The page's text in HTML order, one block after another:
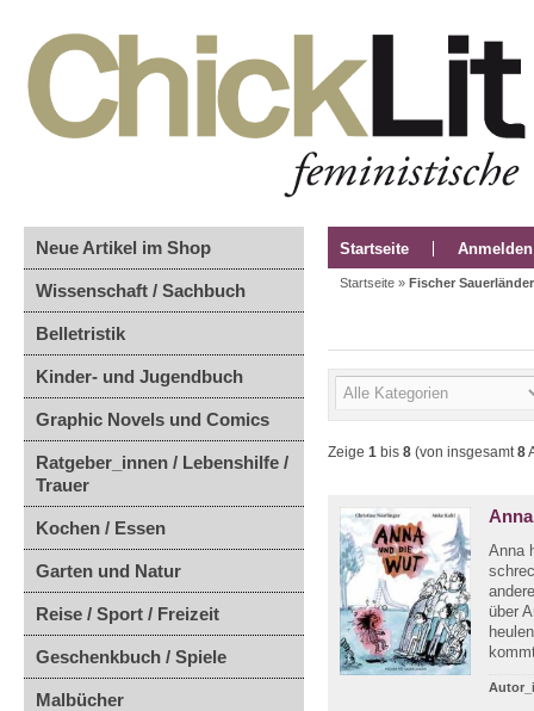
Neue Artikel im Shop
Wissenschaft / Sachbuch
Belletristik
Kinder- und Jugendbuch
Graphic Novels und Comics
Ratgeber_innen / Lebenshilfe /
Trauer
Kochen / Essen
Garten und Natur
Reise / Sport / Freizeit
Geschenkbuch / Spiele
Malbücher
Startseite Anmelden
Startseite » Fischer Sauerländer
Zeige 1 bis 8 (von insgesamt8
Anna
über